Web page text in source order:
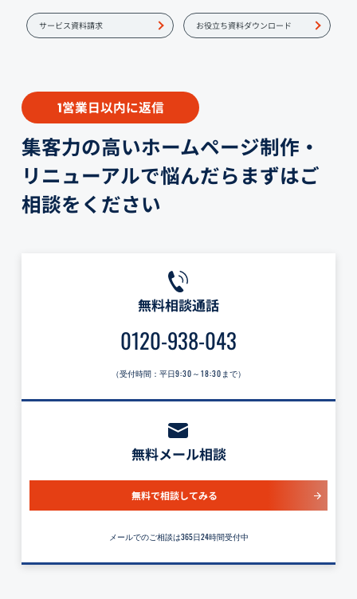
サービス資料請求 お役立ち資料ダウンロード
1営業日以内に返信
集客力の高いホームページ制作・
リニューアルで悩んだらまずはご
相談をください
無料相談通話
0120-938-043
（受付時間：平日9:30～18:30 まで）
無料メール相談
無料で相談してみる
メールでのご相談は365日24時間受付中